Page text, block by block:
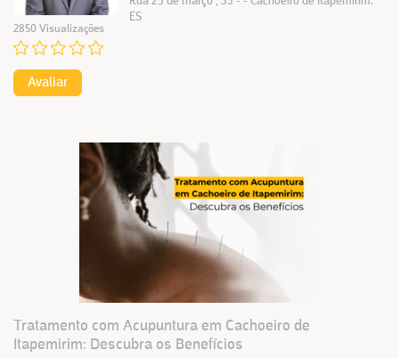
2850 Visualizações
Avaliar
ES
Tratamento com Acupuntura em Cachoeiro de
Itapemirim: Descubra os Benefícios